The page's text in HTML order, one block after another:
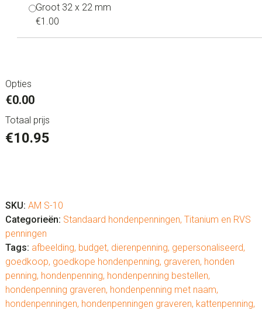
Groot 32 x 22 mm
€1.00
Opties
€0.00
Totaal prijs
€10.95
rechthoek
aantal
SKU: AM S-10
Categorieën: Standaard hondenpenningen, Titanium en RVS
penningen
Tags: afbeelding, budget, dierenpenning, gepersonaliseerd,
goedkoop, goedkope hondenpenning, graveren, honden
penning, hondenpenning, hondenpenning bestellen,
hondenpenning graveren, hondenpenning met naam,
hondenpenningen, hondenpenningen graveren, kattenpenning,